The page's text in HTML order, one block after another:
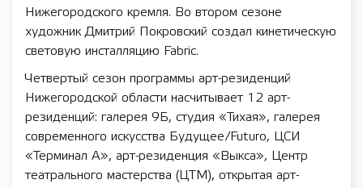
Нижегородского кремля. Во втором сезоне
художник Дмитрий Покровский создал кинетическую
световую инсталляцию Fabric.
Четвертый сезон программы арт-резиденций
Нижегородской области насчитывает 12 арт-
резиденций: галерея 9Б, студия «Тихая», галерея
современного искусства Будущее/Futuro, ЦСИ
«Терминал А», арт-резиденция «Выкса», Центр
театрального мастерства (ЦТМ), открытая арт-